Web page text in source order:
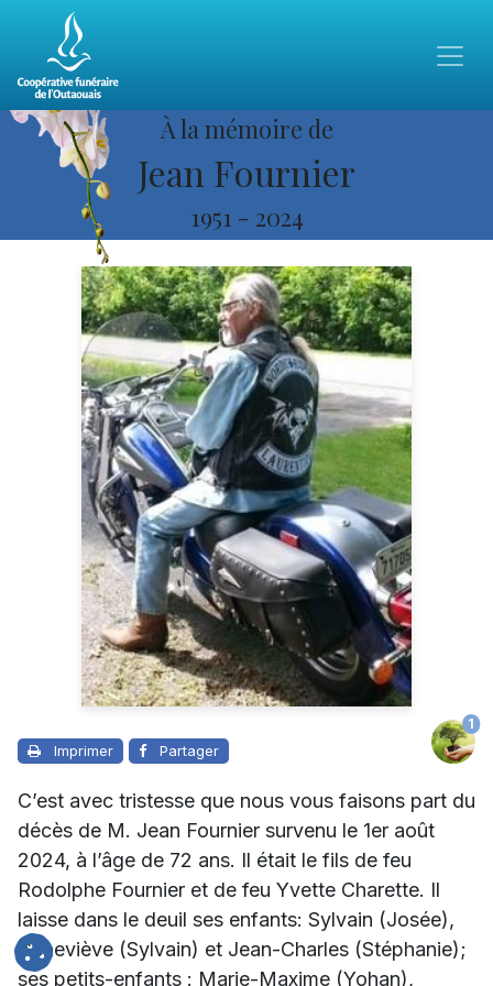
À la mémoire de
Jean Fournier
1951 - 2024
Imprimer Partager
1
C’est avec tristesse que nous vous faisons part du
décès de M. Jean Fournier survenu le 1er août
2024, à l’âge de 72 ans. Il était le fils de feu
Rodolphe Fournier et de feu Yvette Charette. Il
laisse dans le deuil ses enfants: Sylvain (Josée),
Geneviève (Sylvain) et Jean-Charles (Stéphanie);
ses petits-enfants : Marie-Maxime (Yohan),